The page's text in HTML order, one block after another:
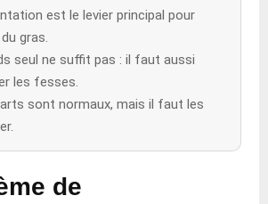
est le levier principal pour
gras.
seul ne suffit pas : il faut aussi
les fesses.
sont normaux, mais il faut les
de